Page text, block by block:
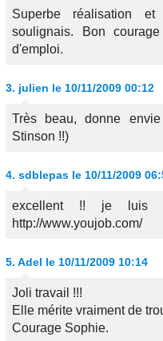
Superbe réalisation
soulignais. Bon
d'emploi.
3. julien le 10/11/2009 00:12
Très beau, donne
Stinson !!)
4. sdblepas le 10/11/2009
excellent !! je luis
http://www.youjob.com/
5. Adel le 10/11/2009 10:14
Joli travail !!!
Elle mérite vraiment de
Courage Sophie.